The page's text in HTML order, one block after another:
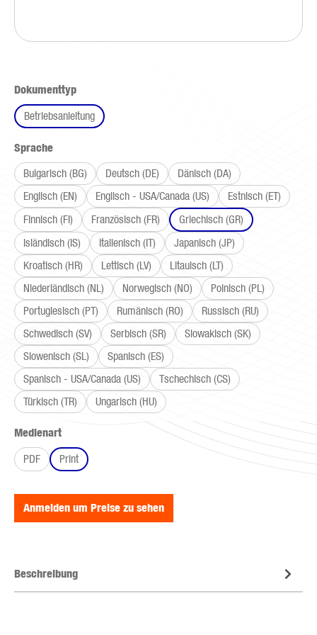
Dokumenttypauswählen
Betriebsanleitung
Spracheauswählen
Bulgarisch (BG)
Deutsch (DE)
Dänisch (DA)
Englisch (EN)
Englisch - USA/Canada (US)
Estnisch (ET)
Finnisch (FI)
Französisch (FR)
Griechisch (GR)
Isländisch (IS)
Italienisch (IT)
Japanisch (JP)
Kroatisch (HR)
Lettisch (LV)
Litauisch (LT)
Niederländisch (NL)
Norwegisch (NO)
Polnisch (PL)
Portugiesisch (PT)
Rumänisch (RO)
Russisch (RU)
Schwedisch (SV)
Serbisch (SR)
Slowakisch (SK)
Slowenisch (SL)
Spanisch (ES)
Spanisch - USA/Canada (US)
Tschechisch (CS)
Türkisch (TR)
Ungarisch (HU)
Medienartauswählen
PDF
Print
Anmelden um Preise zu sehen
Beschreibung